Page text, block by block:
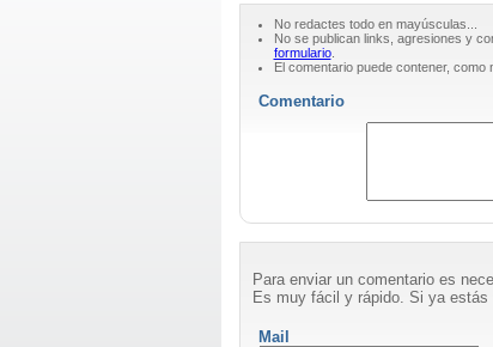
No redactes todo en mayúsculas...
No se publican links, agresiones y
formulario.
El comentario puede contener, como
Comentario
Para enviar un comentario es
Es muy fácil y rápido. Si ya
Mail